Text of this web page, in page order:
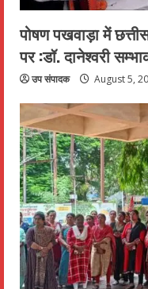
पोषण पखवाड़ा में
पर :डॉ. दानेश्वरी
उप संपादक August 5,